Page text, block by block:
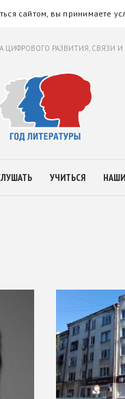
сайтом, вы принимаете
РАЗВИТИЯ,
УЧИТЬСЯ